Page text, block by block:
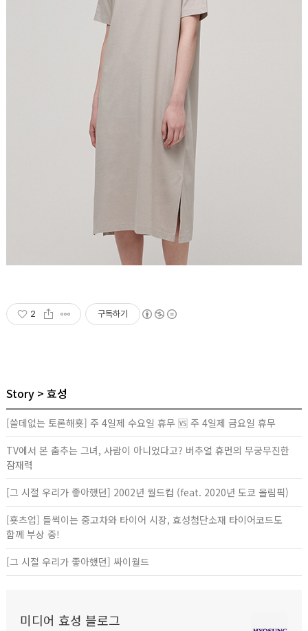
2 구독하기
Story 효성
[쓸데없는 토론해횻] 주 4일제 수요일 휴무 🆚 주 4일제 금요일 휴무
TV에서 본 춤추는 그녀, 사람이 아니었다고? 버추얼 휴먼의 무궁무진한
잠재력
[그 시절 우리가 좋아했던] 2002년 월드컵 (feat. 2020년 도쿄 올림픽)
[횻츠업] 들썩이는 중고차와 타이어 시장, 효성첨단소재 타이어코드도
함께 부상 중!
[그 시절 우리가 좋아했던] 싸이월드
미디어 효성 블로그